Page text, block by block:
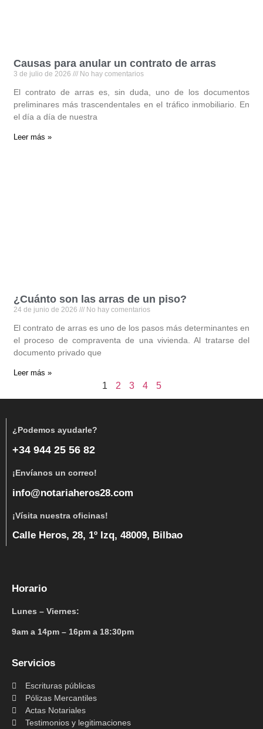
Causas para anular un contrato de arras
3 de julio de 2026 No hay comentarios
El contrato de arras es, sin duda, uno de los documentos
preliminares más trascendentales en el tráfico inmobiliario. En
el día a día de nuestra
Leer más »
¿Cuánto son las arras de un piso?
24 de junio de 2026 No hay comentarios
El contrato de arras es uno de los pasos más determinantes en
el proceso de compraventa de una vivienda. Al tratarse del
documento privado que
Leer más »
1 2 3 4 5
¿Podemos ayudarle?
+34 944 25 56 82
¡Envíanos un correo!
info@notariaheros28.com
¡Vísita nuestra oficinas!
Calle Heros, 28, 1º Izq, 48009, Bilbao
Horario
Lunes – Viernes:
9am a 14pm – 16pm a 18:30pm
Servicios
Escrituras públicas
Pólizas Mercantiles
Actas Notariales
Testimonios y legitimaciones